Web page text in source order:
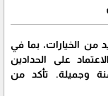
من الخيارات، بما في
على الحدادين
وجميلة. تأكد من